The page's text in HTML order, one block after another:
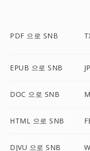
PDF 으로 SNB
EPUB 으로 SNB
DOC 으로 SNB
HTML 으로 SNB
DJVU 으로 SNB